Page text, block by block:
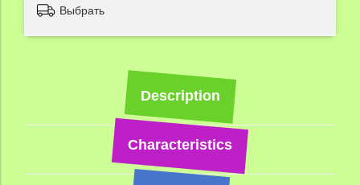
Выбрать
Description
Characteristics